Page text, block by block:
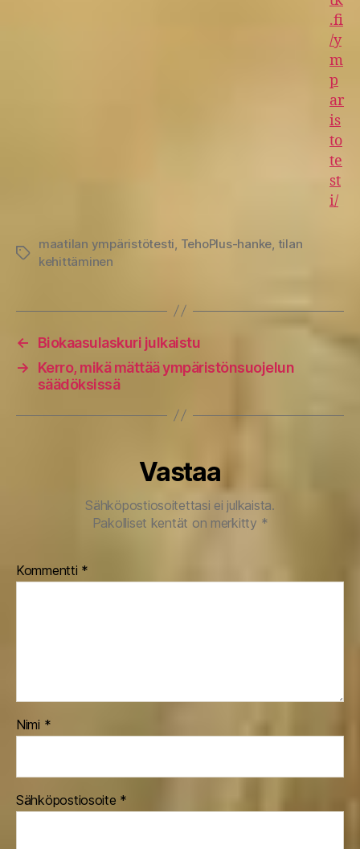
.fi
/y
m
p
ar
is
to
te
st
i/
Avainsanat
maatilan ympäristötesti TehoPlus-hanke tilan
kehittäminen
←
Biokaasulaskuri julkaistu
→
Kerro, mikä mättää ympäristönsuojelun
säädöksissä
Vastaa
Sähköpostiosoitettasi ei julkaista.
Pakolliset kentät on merkitty *
Kommentti *
Nimi *
Sähköpostiosoite *